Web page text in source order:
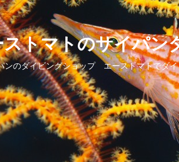
トマトのサイパン
ンのダイビングショップ エーストマトでダ